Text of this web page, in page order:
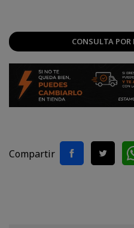
CONSULTA POR
Compartir